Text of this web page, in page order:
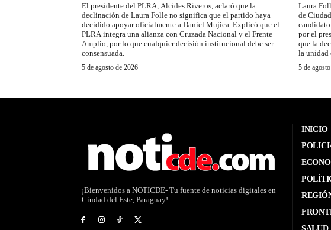
El presidente del PLRA, Alcides Riveros, aclaró que la
declinación de Laura Folle no significa que el partido haya
decidido apoyar oficialmente a Daniel Mujica. Explicó que el
PLRA integra una alianza con Cruzada Nacional y el Frente
Amplio, por lo que cualquier decisión institucional debe ser
consensuada.
5 de agosto de 2026
Laura
de
por el
que la
la unidad
5 de
¡Bienvenidos a NOTICDE- Tu fuente de noticias digitales en
Ciudad del Este, Paraguay!.
INICIO